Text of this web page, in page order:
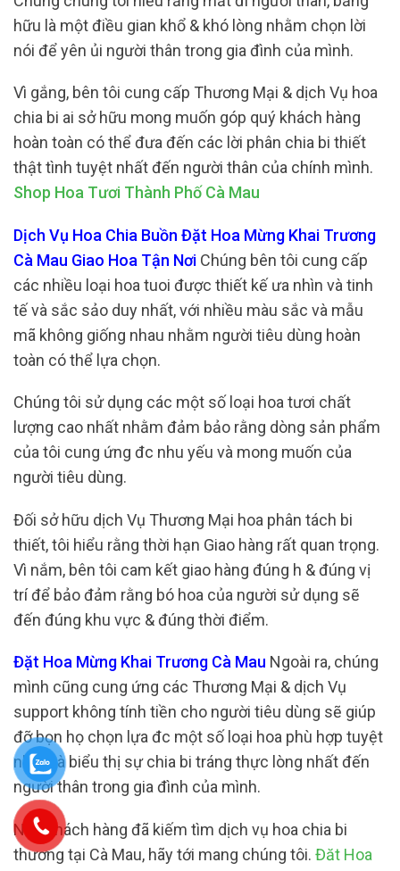
hữu là một điều gian khổ & khó lòng nhằm chọn lời
nói để yên ủi người thân trong gia đình của mình.
Vì gắng, bên tôi cung cấp Thương Mại & dịch Vụ hoa
chia bi ai sở hữu mong muốn góp quý khách hàng
hoàn toàn có thể đưa đến các lời phân chia bi thiết
thật tình tuyệt nhất đến người thân của chính mình.
Shop Hoa Tươi Thành Phố Cà Mau
Dịch Vụ Hoa Chia Buồn Đặt Hoa Mừng Khai Trương
Cà Mau Giao Hoa Tận Nơi Chúng bên tôi cung cấp
các nhiều loại hoa tuoi được thiết kế ưa nhìn và tinh
tế và sắc sảo duy nhất, với nhiều màu sắc và mẫu
mã không giống nhau nhằm người tiêu dùng hoàn
toàn có thể lựa chọn.
Chúng tôi sử dụng các một số loại hoa tươi chất
lượng cao nhất nhằm đảm bảo rằng dòng sản phẩm
của tôi cung ứng đc nhu yếu và mong muốn của
người tiêu dùng.
Đối sở hữu dịch Vụ Thương Mại hoa phân tách bi
thiết, tôi hiểu rằng thời hạn Giao hàng rất quan trọng.
Vì nắm, bên tôi cam kết giao hàng đúng h & đúng vị
trí để bảo đảm rằng bó hoa của người sử dụng sẽ
đến đúng khu vực & đúng thời điểm.
Đặt Hoa Mừng Khai Trương Cà Mau Ngoài ra, chúng
mình cũng cung ứng các Thương Mại & dịch Vụ
support không tính tiền cho người tiêu dùng sẽ giúp
đỡ bọn họ chọn lựa đc một số loại hoa phù hợp tuyệt
nhất và biểu thị sự chia bi tráng thực lòng nhất đến
người thân trong gia đình của mình.
Nếu khách hàng đã kiếm tìm dịch vụ hoa chia bi
thương tại Cà Mau, hãy tới mang chúng tôi. Đăt Hoa